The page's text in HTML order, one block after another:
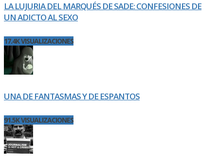
LA LUJURIA DEL MARQUÉS DE SADE: CONFESIONES DE
UN ADICTO AL SEXO
17.4K VISUALIZACIONES
UNA DE FANTASMAS Y DE ESPANTOS
91.5K VISUALIZACIONES